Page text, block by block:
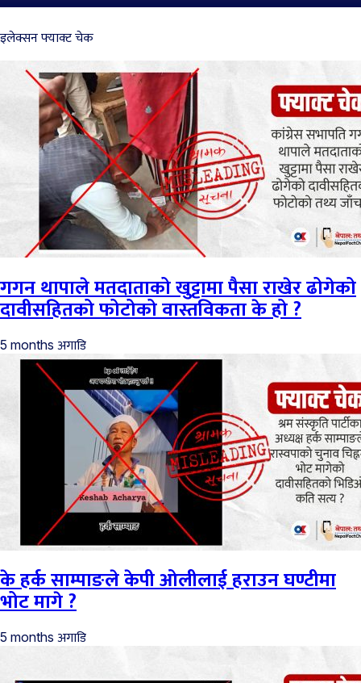
इलेक्सन फ्याक्ट चेक
गगन थापाले मतदाताको खुट्टामा पैसा राखेर ढोगेको
दावीसहितको फोटोको वास्तविकता के हो ?
5 months अगाडि
के हर्क साम्पाङले केपी ओलीलाई हराउन घण्टीमा
भोट मागे ?
5 months अगाडि